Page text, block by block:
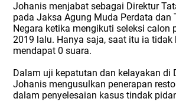
Johanis menjabat sebagai Direktur
pada Jaksa Agung Muda Perdata dan
Negara ketika mengikuti seleksi calon
2019 lalu. Hanya saja, saat itu ia tidak
mendapat 0 suara.
Dalam uji kepatutan dan kelayakan di
Johanis mengusulkan penerapan
dalam penyelesaian kasus tindak